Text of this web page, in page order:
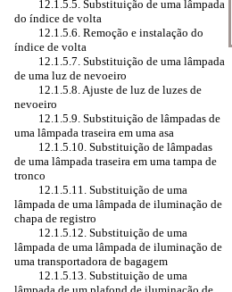
12.1.5.5. Substituição de uma lâmpada
do índice de volta
12.1.5.6. Remoção e instalação do
índice de volta
12.1.5.7. Substituição de uma lâmpada
de uma luz de nevoeiro
12.1.5.8. Ajuste de luz de luzes de
nevoeiro
12.1.5.9. Substituição de lâmpadas de
uma lâmpada traseira em uma asa
12.1.5.10. Substituição de lâmpadas
de uma lâmpada traseira em uma tampa de
tronco
12.1.5.11. Substituição de uma
lâmpada de uma lâmpada de iluminação de
chapa de registro
12.1.5.12. Substituição de uma
lâmpada de uma lâmpada de iluminação de
uma transportadora de bagagem
12.1.5.13. Substituição de uma